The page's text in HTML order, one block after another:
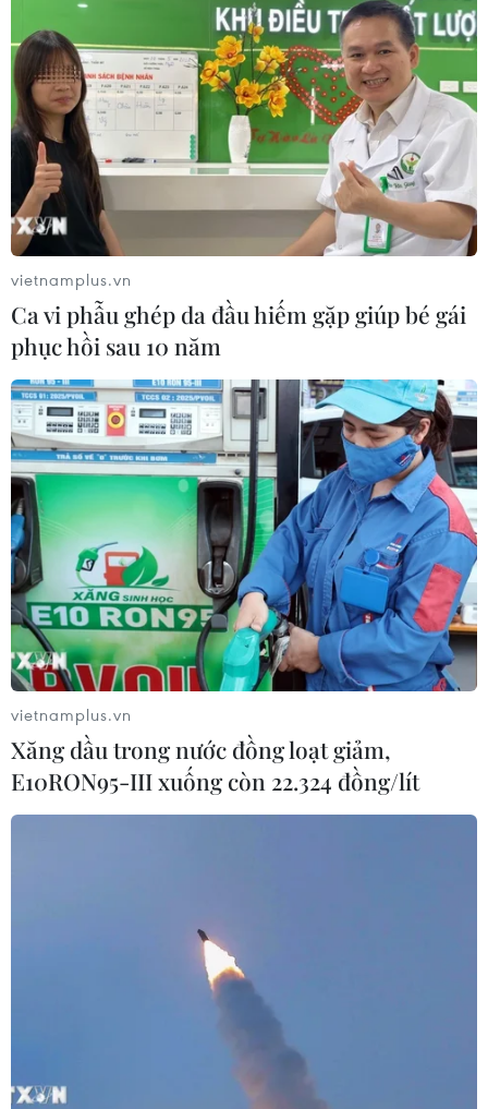
TIN CÙNG CHUYÊN MỤC
Cà Mau hợp nhất 4 trường cao đẳng,
tăng quy mô đào tạo nhân lực chất
lượng cao
vietnamplus.vn
Ca vi phẫu ghép da đầu hiếm gặp giúp bé gái
phục hồi sau 10 năm
vietnamplus.vn
Xăng dầu trong nước đồng loạt giảm,
E10RON95-III xuống còn 22.324 đồng/lít